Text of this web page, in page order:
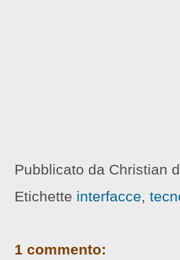
Pubblicato da Christian
Etichette interfacce,
1 commento: